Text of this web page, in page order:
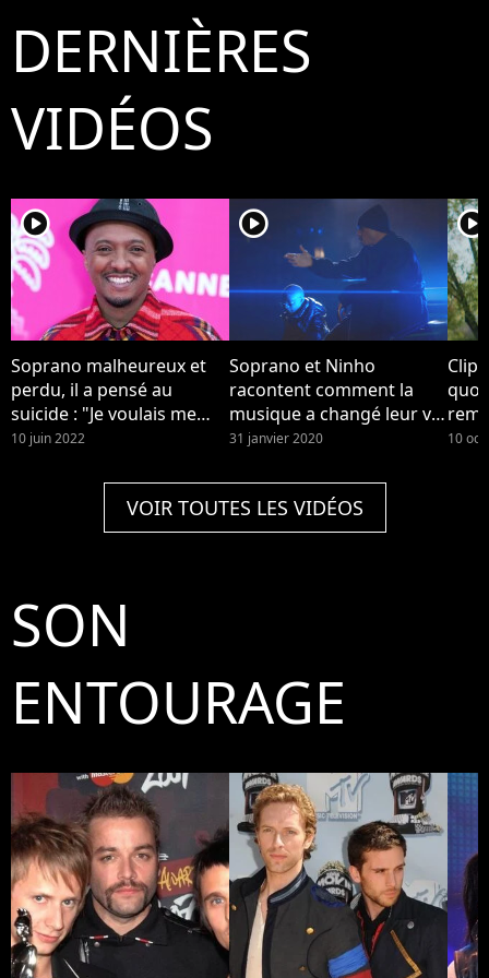
DERNIÈRES
VIDÉOS
player2
Soprano malheureux et
perdu, il a pensé au
suicide : "Je voulais me
casser de ce monde
10 juin 2022
player2
Soprano et Ninho
racontent comment la
musique a changé leur vie
dans le clip "Musica"
31 janvier 2020
player2
Clip
son
10
VOIR TOUTES LES VIDÉOS
SON
ENTOURAGE